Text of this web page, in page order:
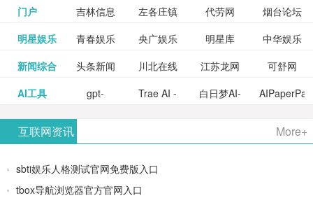
电影会推
荐好电影
给你。
社会保障 社会保障
检验检疫
业务网
委网 管局 办
湖北省粮
食局
更多>>
门户 吉林信息
网
左各庄镇
论坛
代劳网
烟台论坛
腾讯充值
中心
更多>>
明星娱乐 青春娱乐
网
央广娱乐
网,
明星库 中华娱乐
网
网易娱乐 更多>>
新闻综合 头条新闻 川北在线 江苏龙网
可舒网
巾帼网
更多>>
AI工具 gpt-
OpenAI最
Trae AI -
境/深度集
白日梦AI-
- AI论文写
高质量
互联网资讯 More+
sbti娱乐人格测试官网免费版入口
tbox导航浏览器官方官网入口